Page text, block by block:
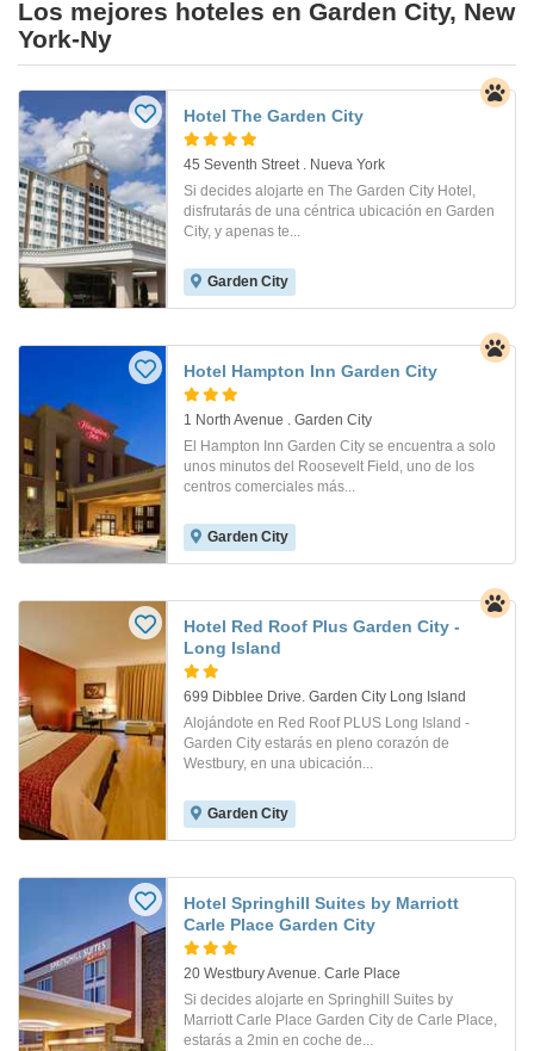
Los mejores hoteles en Garden City, New
York-Ny
Hotel The Garden City
45 Seventh Street . Nueva York
Si decides alojarte en The Garden City Hotel,
disfrutarás de una céntrica ubicación en Garden
City, y apenas te...
Garden City
Hotel Hampton Inn Garden City
1 North Avenue . Garden City
El Hampton Inn Garden City se encuentra a solo
unos minutos del Roosevelt Field, uno de los
centros comerciales más...
Garden City
Hotel Red Roof Plus Garden City -
Long Island
699 Dibblee Drive. Garden City Long Island
Alojándote en Red Roof PLUS Long Island -
Garden City estarás en pleno corazón de
Westbury, en una ubicación...
Garden City
Hotel Springhill Suites by Marriott
Carle Place Garden City
20 Westbury Avenue. Carle Place
Si decides alojarte en Springhill Suites by
Marriott Carle Place Garden City de Carle Place,
estarás a 2min en coche de...